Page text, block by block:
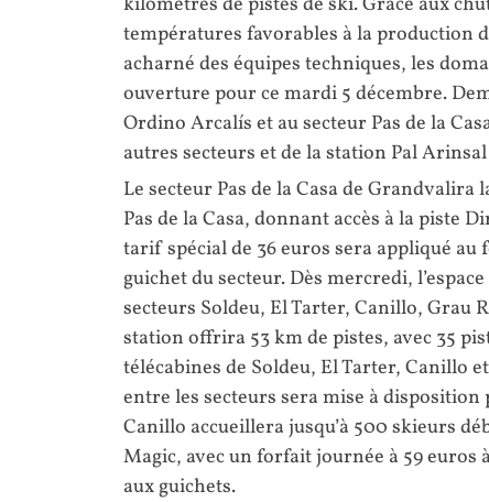
températures favorables à la production
acharné des équipes techniques, les
ouverture pour ce mardi 5 décembre.
Ordino Arcalís et au secteur Pas de la
autres secteurs et de la station Pal
Le secteur Pas de la Casa de Grandvalira
Pas de la Casa, donnant accès à la piste
tarif spécial de 36 euros sera appliqué
guichet du secteur. Dès mercredi,
secteurs Soldeu, El Tarter, Canillo, Grau
station offrira 53 km de pistes, avec 35
télécabines de Soldeu, El Tarter, Canillo
entre les secteurs sera mise à
Canillo accueillera jusqu’à 500 skieurs
Magic, avec un forfait journée à 59
aux guichets.